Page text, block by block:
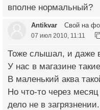
вполне нормальный?
Antikvar Свой на
07 июл 2010, 11:11
Тоже слышал, и даже
У нас в магазине
В маленький аква
Но что-то через
дело не в загрязнении.